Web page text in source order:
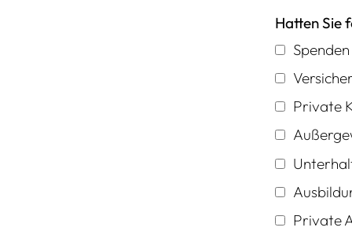
Hatten Sie
Spenden
Private
Private